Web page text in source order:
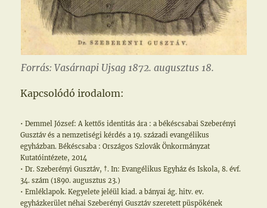
Forrás: Vasárnapi Ujsag 1872. augusztus 18.
Kapcsolódó irodalom:
• Demmel József: A kettős identitás ára : a békéscsabai Szeberényi
Gusztáv és a nemzetiségi kérdés a 19. századi evangélikus
egyházban. Békéscsaba : Országos Szlovák Önkormányzat
Kutatóintézete, 2014
• Dr. Szeberényi Gusztáv, †. In: Evangélikus Egyház és Iskola, 8. évf.
34. szám (1890. augusztus 23.)
• Emléklapok. Kegyelete jeléül kiad. a bányai ág. hitv. ev.
egyházkerület néhai Szeberényi Gusztáv szeretett püspökének